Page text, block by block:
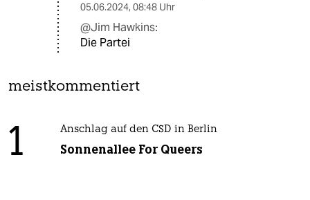
05.06.2024, 08:48 Uhr
@Jim Hawkins:
Die Partei
meistkommentiert
1 Anschlag auf den CSD in Berlin
Sonnenallee For Queers